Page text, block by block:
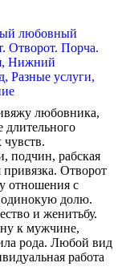
любовника,
подчин, рабская
Отворот
отношения с
одинокую долю.
и женитьбу.
к мужчине,
рода. Любой вид
работа